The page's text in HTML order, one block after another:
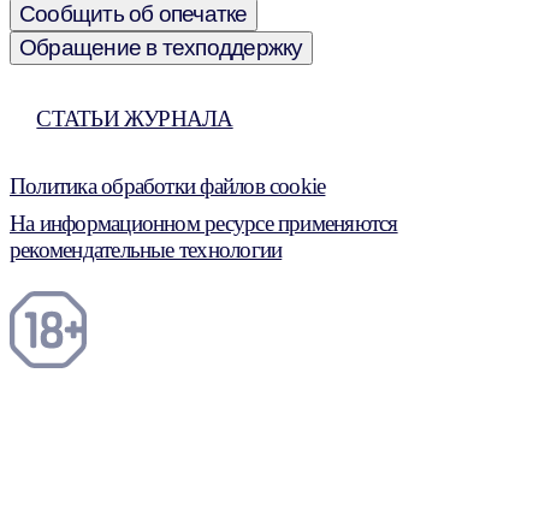
Сообщить об опечатке
Обращение в техподдержку
СТАТЬИ ЖУРНАЛА
Политика обработки файлов cookie
На информационном ресурсе применяются
рекомендательные технологии